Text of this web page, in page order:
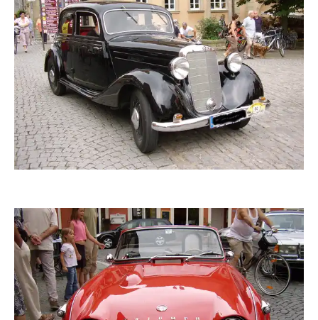
zaubervogel